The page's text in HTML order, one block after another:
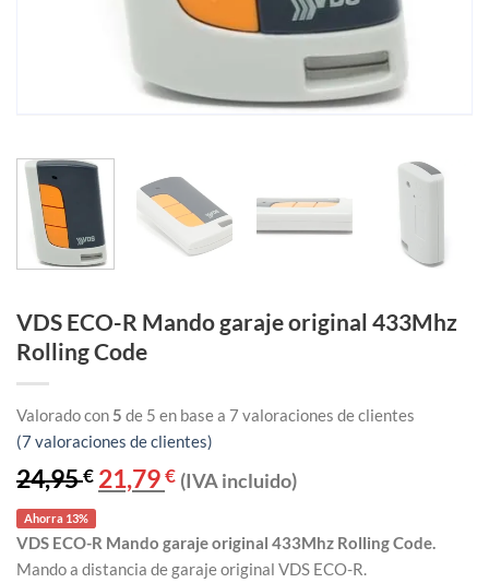
VDS ECO-R Mando garaje original 433Mhz
Rolling Code
Valorado con5 de 5 en base a 7 valoraciones de clientes
(7valoraciones de clientes)
24,95€ El
precio
24,95 €.
21,79€El
precio
21,79 €.
(IVA incluido)
Ahorra 13%
VDS ECO-R Mando garaje original 433Mhz Rolling Code.
Mando a distancia de garaje original VDS ECO-R.